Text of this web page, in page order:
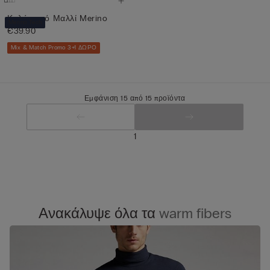
Κολάν από Μαλλί Merino
€39.90
Mix & Match Promo 3+1 ΔΩΡΟ
Εμφάνιση 15 από 15 προϊόντα
1
Ανακάλυψε όλα τα warm fibers​